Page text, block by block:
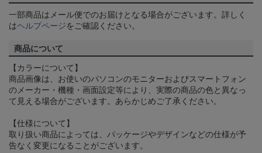
一部商品はメール便でのお届けとなる場合がございます。詳しく
はヘルプページをご確認ください。
商品について
【カラーについて】
商品画像は、お使いのパソコンのモニターおよびスマートフォン
のメーカー・機種・画面設定等により、実際の商品の色と異なっ
て見える場合がございます。あらかじめご了承ください。
【仕様について】
取り扱い商品によっては、パッケージやデザインなどの仕様が予
告なく変更になることがございます。